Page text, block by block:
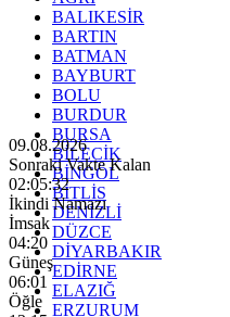
BALIKESİR
BARTIN
BATMAN
BAYBURT
BOLU
BURDUR
BURSA
BİLECİK
BİNGÖL
BİTLİS
DENİZLİ
DÜZCE
DİYARBAKIR
EDİRNE
ELAZIĞ
ERZURUM
09.08.2026
Sonraki Vakte Kalan
02:05:31
İkindi Namazı
İmsak
04:20
Güneş
06:01
Öğle